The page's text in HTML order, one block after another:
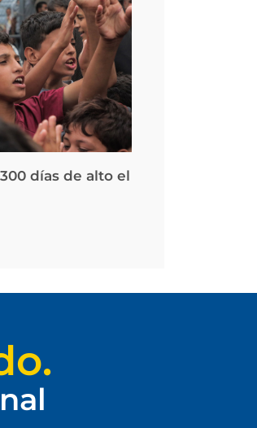
días de alto el